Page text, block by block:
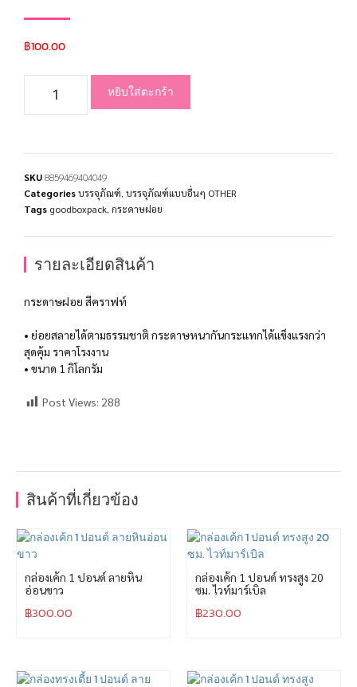
฿100.00
หยิบใส่ตะกร้า
SKU8859469404049
Categoriesบรรจุภัณฑ์ บรรจุภัณฑ์แบบอื่นๆ OTHER
Tags goodboxpack กระดาษฝอย
รายละเอียดสินค้า
กระดาษฝอย สีคราฟท์
• ย่อยสลายได้ตามธรรมชาติ กระดาษหนากันกระแทกได้แข็งแรงกว่า
สุดคุ้ม ราคาโรงงาน
• ขนาด 1 กิโลกรัม
Post Views: 288
สินค้าที่เกี่ยวข้อง
กล่องเค้ก 1 ปอนด์ ลายหิน
อ่อนขาว
฿300.00
กล่องเค้ก 1 ปอนด์ ทรงสูง 20
ซม. ไวท์มาร์เบิล
฿230.00